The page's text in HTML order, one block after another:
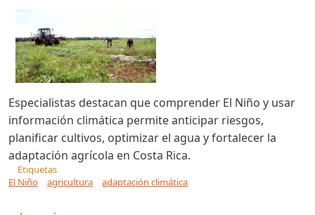
Especialistas destacan que comprender El Niño y usar
información climática permite anticipar riesgos,
planificar cultivos, optimizar el agua y fortalecer la
adaptación agrícola en Costa Rica.
Etiquetas
El Niño
agricultura adaptación climática